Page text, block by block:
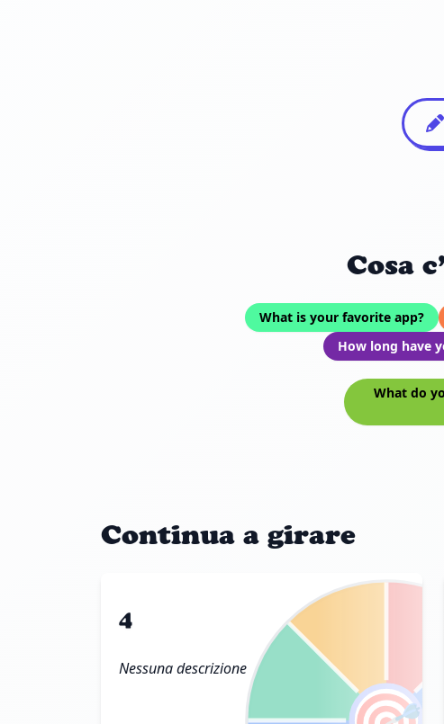
Cosa
What is your favorite app?
How long have
What do
Continua a girare
4
Nessuna descrizione